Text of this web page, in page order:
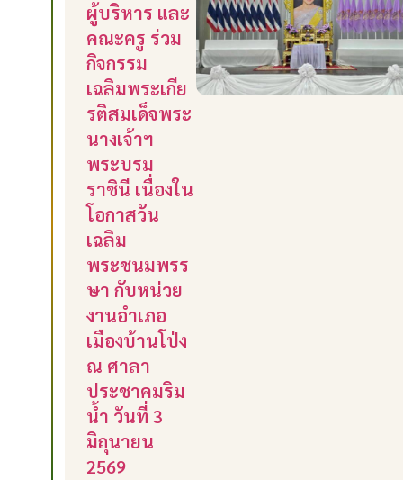
ผู้บริหาร และ
คณะครู ร่วม
กิจกรรม
เฉลิมพระเกีย
รติสมเด็จพระ
นางเจ้าฯ
พระบรม
ราชินี เนื่องใน
โอกาสวัน
เฉลิม
พระชนมพรร
ษา กับหน่วย
งานอำเภอ
เมืองบ้านโป่ง
ณ ศาลา
ประชาคมริม
น้ำ วันที่ 3
มิถุนายน
2569